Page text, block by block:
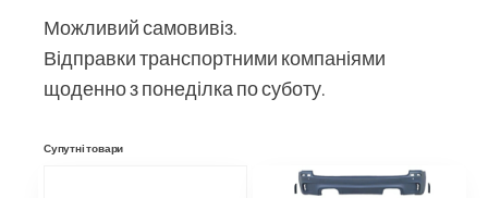
Можливий самовивіз.
Відправки транспортними компаніями
щоденно з понеділка по суботу.
Супутні товари